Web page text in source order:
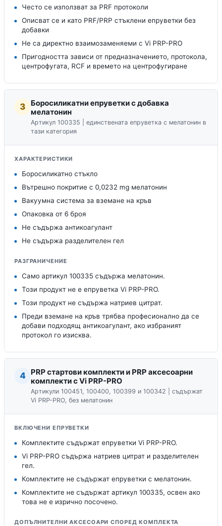
Често се използват за PRF протоколи
Описват се и като PRF/PRP стъклени епруветки без
добавки
Не са директно взаимозаменяеми с Vi PRP-PRO
Пригодността зависи от предназначението, протокола,
центрофугата, RCF и времето на центрофугиране
3
Боросиликатни епруветки с добавка
мелатонин
Артикул 100335 | единствената епруветка с мелатонин в
тази категория
ХАРАКТЕРИСТИКИ
Боросиликатно стъкло
Вътрешно покритие с 0,0232 mg мелатонин
Вакуумна система за вземане на кръв
Опаковка от 6 броя
Не съдържа антикоагулант
Не съдържа разделителен гел
РАЗГРАНИЧЕНИЕ
Само артикул 100335 съдържа мелатонин.
Този продукт не е епруветка Vi PRP-PRO.
Този продукт не съдържа натриев цитрат.
Преди вземане на кръв трябва професионално да се
добави подходящ антикоагулант, ако избраният
протокол го изисква.
4
PRP стартови комплекти и PRP аксесоарни
комплекти с Vi PRP-PRO
Артикули 100451, 100400, 100399 и 100342 | съдържат
Vi PRP-PRO, без мелатонин
ВКЛЮЧЕНИ ЕПРУВЕТКИ
Комплектите съдържат епруветки Vi PRP-PRO.
Vi PRP-PRO съдържа натриев цитрат и разделителен
гел.
Комплектите не съдържат епруветки с мелатонин.
Комплектите не съдържат артикул 100335, освен ако
това не е изрично посочено.
ДОПЪЛНИТЕЛНИ АКСЕСОАРИ СПОРЕД КОМПЛЕКТА